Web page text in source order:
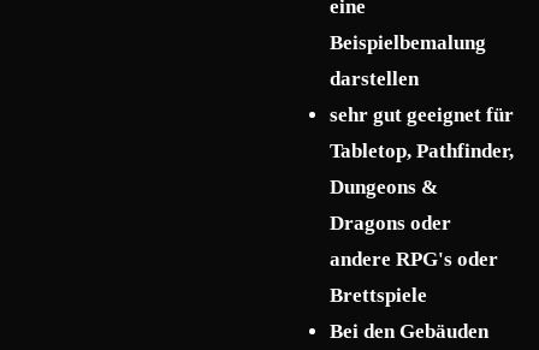
eine
Beispielbemalung
darstellen
sehr gut geeignet für
Tabletop, Pathfinder,
Dungeons &
Dragons oder
andere RPG's oder
Brettspiele
Bei den Gebäuden